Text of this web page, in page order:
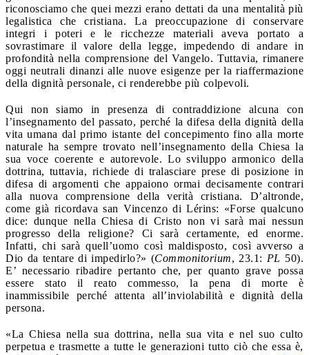
riconosciamo che quei mezzi erano dettati da una mentalità più
legalistica che cristiana. La preoccupazione di conservare
integri i poteri e le ricchezze materiali aveva portato a
sovrastimare il valore della legge, impedendo di andare in
profondità nella comprensione del Vangelo. Tuttavia, rimanere
oggi neutrali dinanzi alle nuove esigenze per la riaffermazione
della dignità personale, ci renderebbe più colpevoli.
Qui non siamo in presenza di contraddizione alcuna con
l’insegnamento del passato, perché la difesa della dignità della
vita umana dal primo istante del concepimento fino alla morte
naturale ha sempre trovato nell’insegnamento della Chiesa la
sua voce coerente e autorevole. Lo sviluppo armonico della
dottrina, tuttavia, richiede di tralasciare prese di posizione in
difesa di argomenti che appaiono ormai decisamente contrari
alla nuova comprensione della verità cristiana. D’altronde,
come già ricordava san Vincenzo di Lérins: «Forse qualcuno
dice: dunque nella Chiesa di Cristo non vi sarà mai nessun
progresso della religione? Ci sarà certamente, ed enorme.
Infatti, chi sarà quell’uomo così maldisposto, così avverso a
Dio da tentare di impedirlo?» (Commonitorium, 23.1: PL 50).
E’ necessario ribadire pertanto che, per quanto grave possa
essere stato il reato commesso, la pena di morte è
inammissibile perché attenta all’inviolabilità e dignità della
persona.
«La Chiesa nella sua dottrina, nella sua vita e nel suo culto
perpetua e trasmette a tutte le generazioni tutto ciò che essa è,